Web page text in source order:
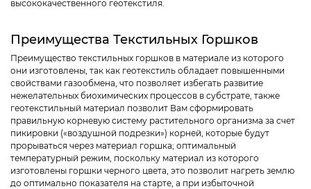
высококачественного геотекстиля.
Преимущества Текстильных Горшков
Преимущество текстильных горшков в материале из которого
они изготовлены, так как геотекстиль обладает повышенными
свойствами газообмена, что позволяет избегать развитие
нежелательных биохимических процессов в субстрате, также
геотекстильный материал позволит Вам сформировать
правильную корневую систему растительного организма за счет
пикировки («воздушной подрезки») корней, которые будут
прорываться через материал горшка; оптимальный
температурный режим, поскольку материал из которого
изготовлены горшки черного цвета, это позволит нагреть землю
до оптимально показателя на старте, а при избыточной